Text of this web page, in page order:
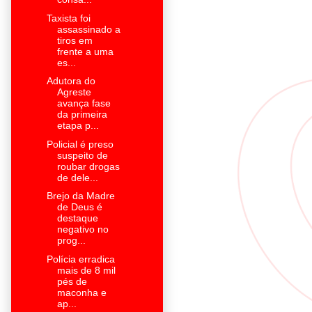
Taxista foi
assassinado a
tiros em
frente a uma
es...
Adutora do
Agreste
avança fase
da primeira
etapa p...
Policial é preso
suspeito de
roubar drogas
de dele...
Brejo da Madre
de Deus é
destaque
negativo no
prog...
Polícia erradica
mais de 8 mil
pés de
maconha e
ap...